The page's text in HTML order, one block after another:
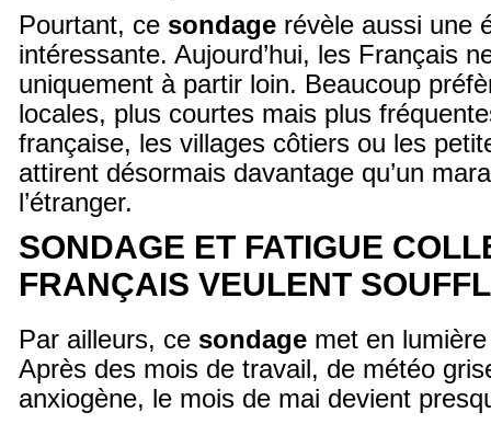
Pourtant, ce sondage révèle aussi une
intéressante. Aujourd’hui, les Français
uniquement à partir loin. Beaucoup
locales, plus courtes mais plus
française, les villages côtiers ou les
attirent désormais davantage qu’un
l’étranger.
SONDAGE ET FATIGUE
FRANÇAIS VEULENT
Par ailleurs, ce sondage met en
Après des mois de travail, de météo
anxiogène, le mois de mai devient